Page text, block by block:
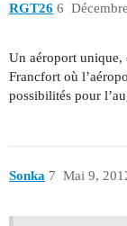
RGT26 6
Un aéroport unique,
Francfort où
possibilités pour
Sonka Mai 9,
7